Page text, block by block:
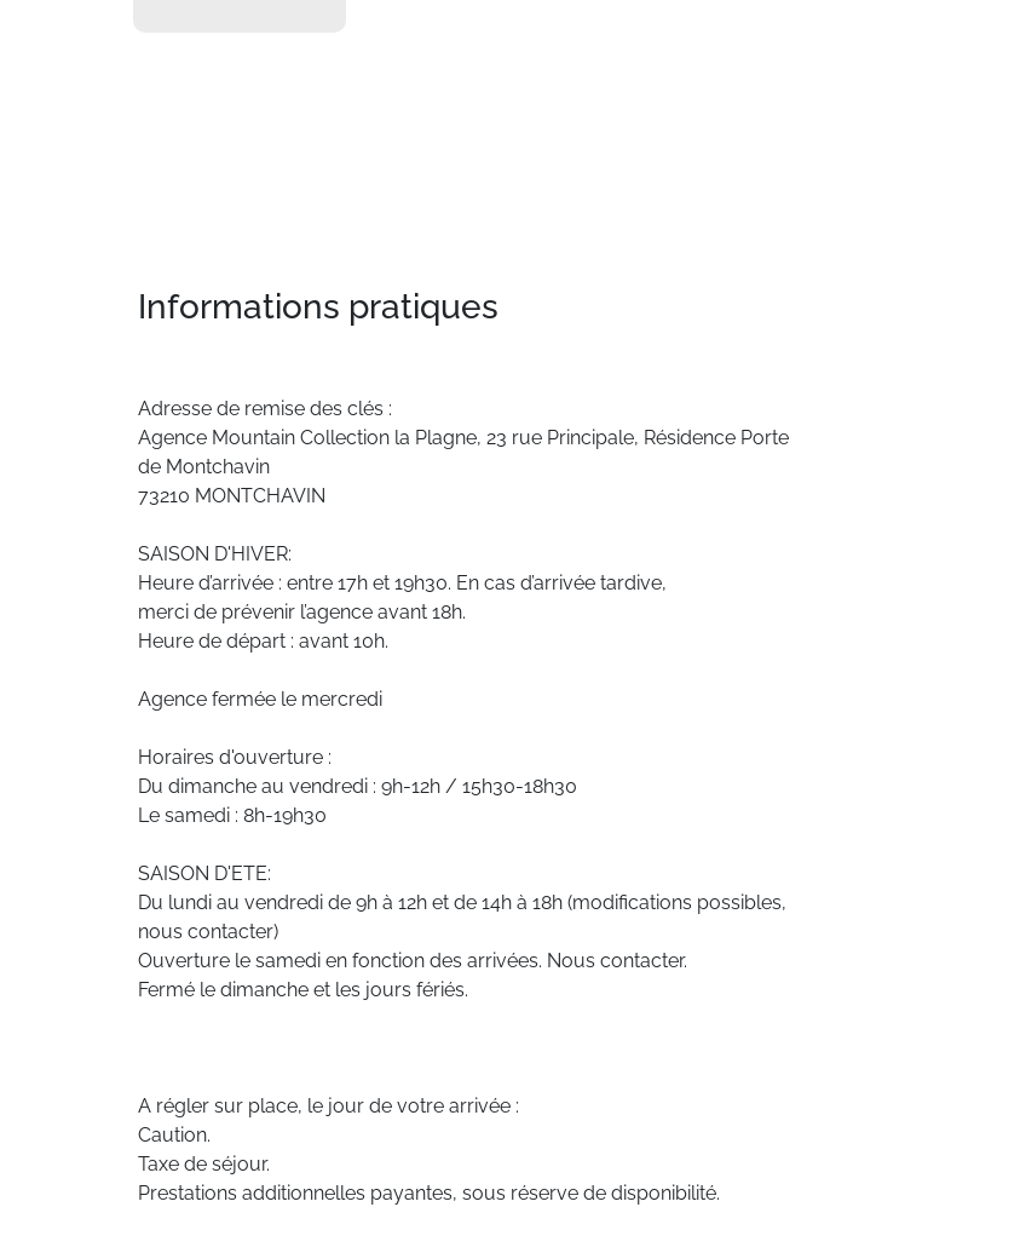
Informations pratiques
Adresse de remise des clés :
Agence Mountain Collection la Plagne, 23 rue Principale, Résidence Porte
de Montchavin
73210 MONTCHAVIN
SAISON D'HIVER:
Heure d’arrivée : entre 17h et 19h30. En cas d’arrivée tardive,
merci de prévenir l’agence avant 18h.
Heure de départ : avant 10h.
Agence fermée le mercredi
Horaires d'ouverture :
Du dimanche au vendredi : 9h-12h / 15h30-18h30
Le samedi : 8h-19h30
SAISON D'ETE:
Du lundi au vendredi de 9h à 12h et de 14h à 18h (modifications possibles,
nous contacter)
Ouverture le samedi en fonction des arrivées. Nous contacter.
Fermé le dimanche et les jours fériés.
A régler sur place, le jour de votre arrivée :
Caution.
Taxe de séjour.
Prestations additionnelles payantes, sous réserve de disponibilité.